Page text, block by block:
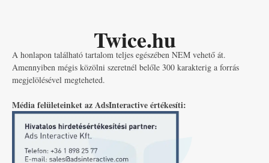
Twice.hu
A honlapon található tartalom teljes egészében NEM vehető át.
Amennyiben mégis közölni szeretnél belőle 300 karakterig a forrás
megjelölésével megteheted.
Média felületeinket az AdsInteractive értékesíti: